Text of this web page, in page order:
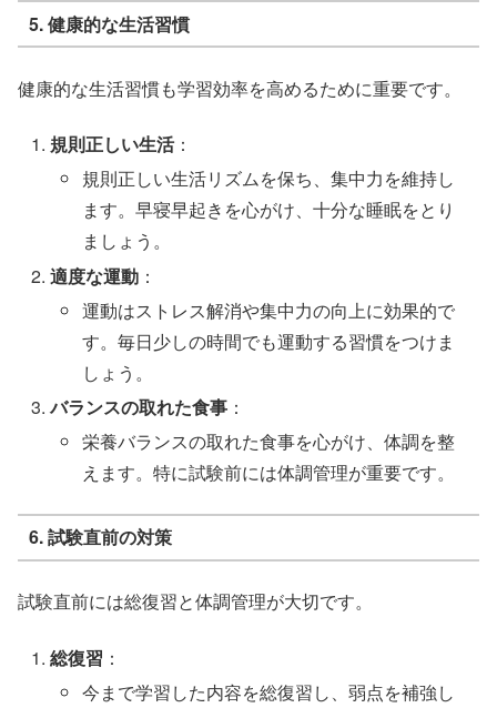
5. 健康的な生活習慣
健康的な生活習慣も学習効率を高めるために重要です。
規則正しい生活：
規則正しい生活リズムを保ち、集中力を維持し
ます。早寝早起きを心がけ、十分な睡眠をとり
ましょう。
適度な運動 ：
運動はストレス解消や集中力の向上に効果的で
す。毎日少しの時間でも運動する習慣をつけま
しょう。
バランスの取れた食事 ：
栄養バランスの取れた食事を心がけ、体調を整
えます。特に試験前には体調管理が重要です。
6. 試験直前の対策
試験直前には総復習と体調管理が大切です。
総復習 ：
今まで学習した内容を総復習し、弱点を補強し